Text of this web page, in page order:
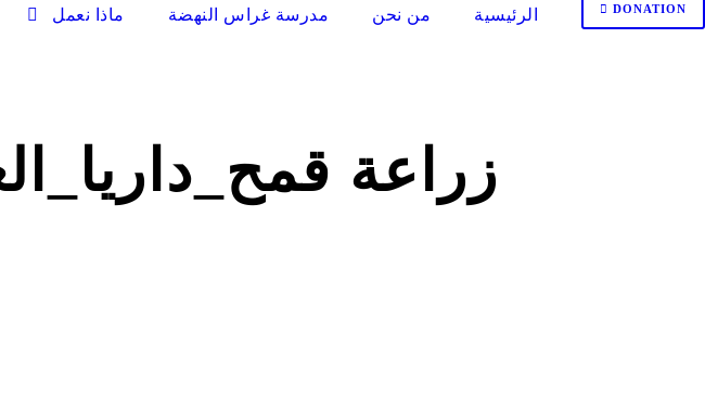
الرئيسية من نحن مدرسة غراس النهضة ماذا نعمل DONATION
زراعة